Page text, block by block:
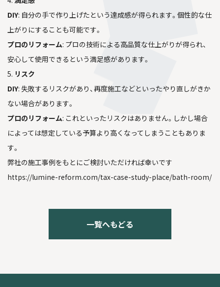
DIY: 自分の手で作り上げたという達成感が得られます。個性的な仕
上がりにすることも可能です。
プロのリフォーム: プロの技術による高品質な仕上がりが得られ、
安心して使用できるという満足感があります。
5. リスク
DIY: 失敗するリスクがあり、再度施工などといったやり直しがきか
ない場合があります。
プロのリフォーム: これといったリスクはありません。しかし場合
によっては想定している予算より高くなってしまうこともありま
す。
弊社の施工事例をもとにご検討いただければ幸いです
https://lumine-reform.com/tax-case-study-place/bath-room/
一覧へもどる